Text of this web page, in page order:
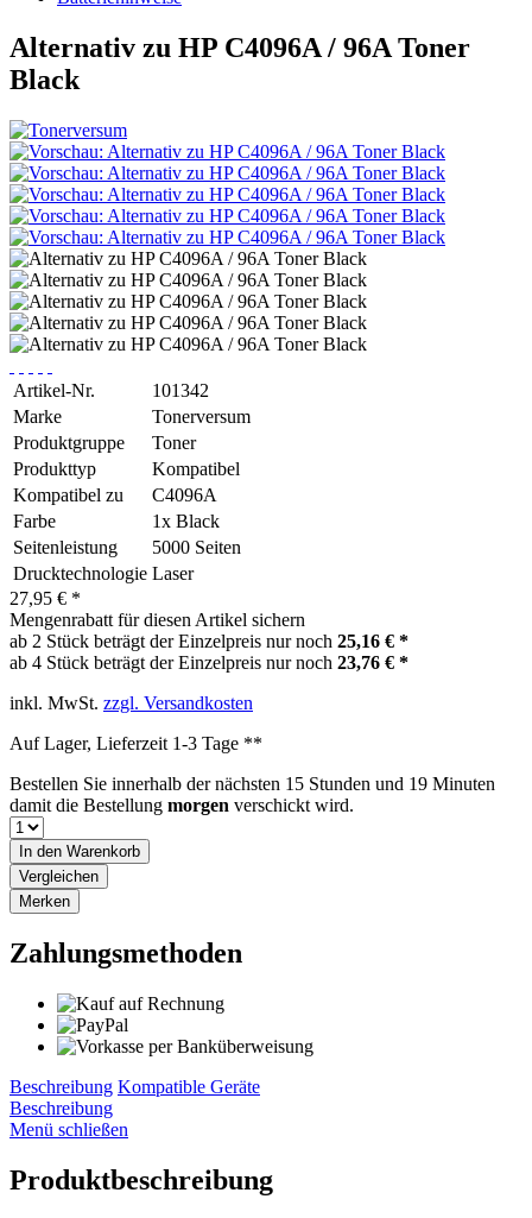
Alternativ zu HP C4096A / 96A Toner
Black
Artikel-Nr.
101342
Marke
Tonerversum
Produktgruppe
Toner
Produkttyp
Kompatibel
Kompatibel zu
C4096A
Farbe
1x Black
Seitenleistung
5000 Seiten
Drucktechnologie Laser
27,95 € *
Mengenrabatt für diesen Artikel sichern
ab 2 Stück beträgt der Einzelpreis nur noch 25,16 € *
ab 4 Stück beträgt der Einzelpreis nur noch 23,76 € *
inkl. MwSt. zzgl. Versandkosten
Auf Lager, Lieferzeit 1-3 Tage **
Bestellen Sie innerhalb der nächsten 15 Stunden und 19 Minuten
damit die Bestellung morgen verschickt wird.
In den Warenkorb
Vergleichen
Merken
Zahlungsmethoden
Beschreibung Kompatible Geräte
Beschreibung
Menü schließen
Produktbeschreibung